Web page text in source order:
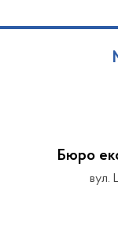
Бюро
вул.